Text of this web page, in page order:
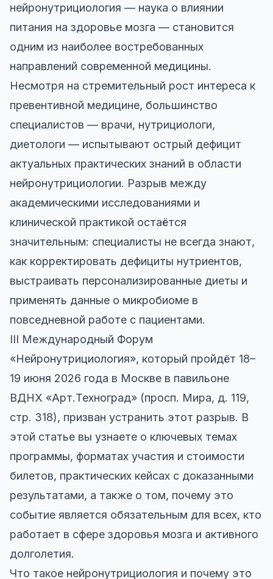
нейронутрициология — наука о влиянии
питания на здоровье мозга — становится
одним из наиболее востребованных
направлений современной медицины.
Несмотря на стремительный рост интереса к
превентивной медицине, большинство
специалистов — врачи, нутрициологи,
диетологи — испытывают острый дефицит
актуальных практических знаний в области
нейронутрициологии. Разрыв между
академическими исследованиями и
клинической практикой остаётся
значительным: специалисты не всегда знают,
как корректировать дефициты нутриентов,
выстраивать персонализированные диеты и
применять данные о микробиоме в
повседневной работе с пациентами.
III Международный Форум
«Нейронутрициология», который пройдёт 18–
19 июня 2026 года в Москве в павильоне
ВДНХ «Арт.Техноград» (просп. Мира, д. 119,
стр. 318), призван устранить этот разрыв. В
этой статье вы узнаете о ключевых темах
программы, форматах участия и стоимости
билетов, практических кейсах с доказанными
результатами, а также о том, почему это
событие является обязательным для всех, кто
работает в сфере здоровья мозга и активного
долголетия.
Что такое нейронутрициология и почему это